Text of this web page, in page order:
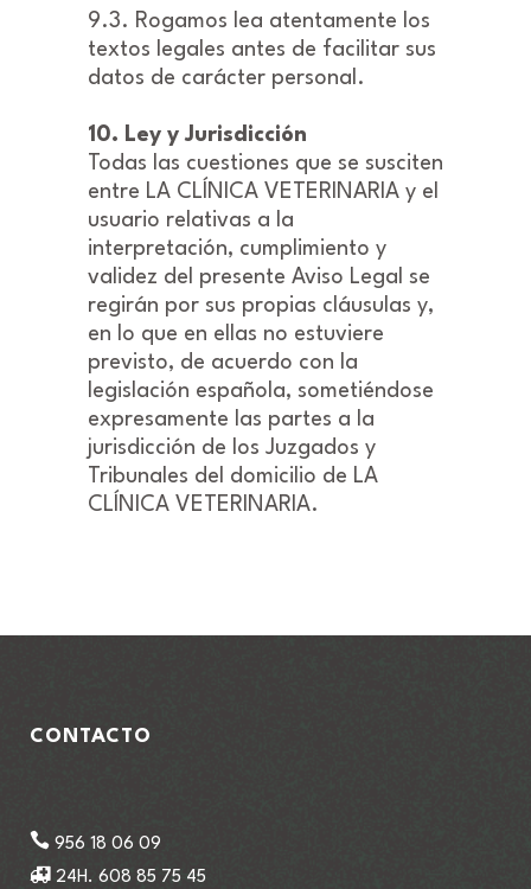
9.3. Rogamos lea atentamente los
textos legales antes de facilitar sus
datos de carácter personal.
10. Ley y Jurisdicción
Todas las cuestiones que se susciten
entre LA CLÍNICA VETERINARIA y el
usuario relativas a la
interpretación, cumplimiento y
validez del presente Aviso Legal se
regirán por sus propias cláusulas y,
en lo que en ellas no estuviere
previsto, de acuerdo con la
legislación española, sometiéndose
expresamente las partes a la
jurisdicción de los Juzgados y
Tribunales del domicilio de LA
CLÍNICA VETERINARIA.
CONTACTO
956 18 06 09
24H. 608 85 75 45